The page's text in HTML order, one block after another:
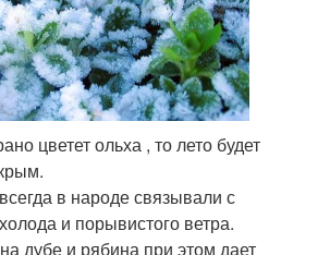
цветет ольха , то лето будет
в народе связывали с
и порывистого ветра.
дубе и рябина при этом дает